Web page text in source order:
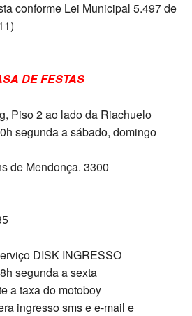
conforme Lei Municipal 5.497 de
DE FESTAS
Piso 2 ao lado da Riachuelo
segunda a sábado, domingo
de Mendonça. 3300
DISK INGRESSO
segunda a sexta
a taxa do motoboy
ingresso sms e e-mail e